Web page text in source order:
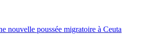
nouvelle poussée migratoire à Ceuta